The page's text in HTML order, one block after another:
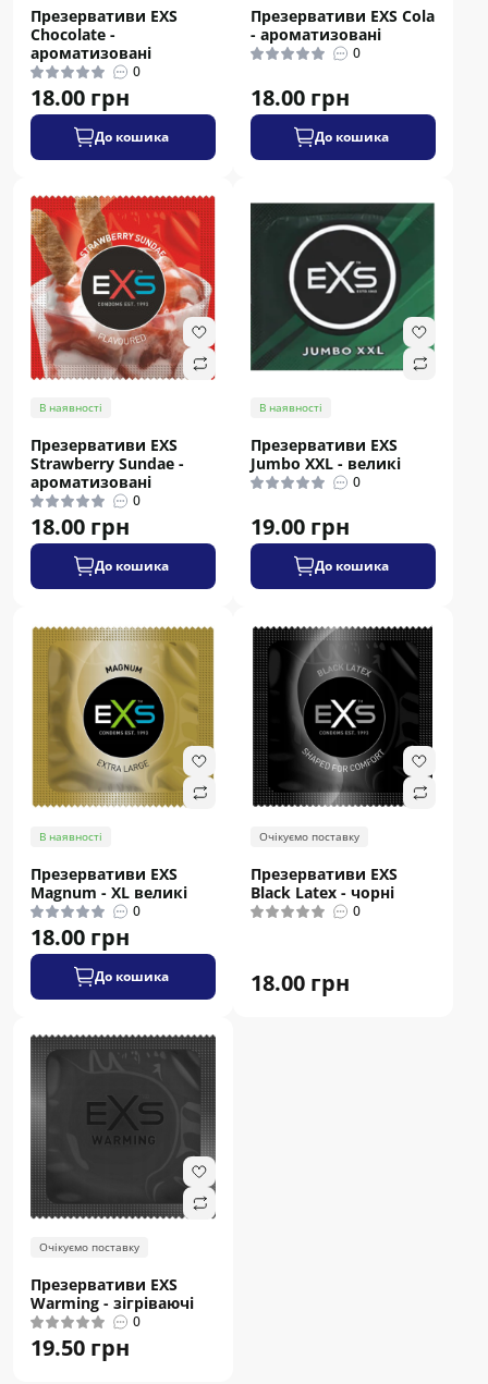
Презервативи EXS
Chocolate -
ароматизовані
0
18.00 грн
До кошика
Презервативи EXS Cola
- ароматизовані
0
18.00 грн
До кошика
В наявності
Презервативи EXS
Strawberry Sundae -
ароматизовані
0
18.00 грн
До кошика
В наявності
Презервативи EXS
Jumbo XXL - великі
0
19.00 грн
До кошика
В наявності
Презервативи EXS
Magnum - XL великі
0
18.00 грн
До кошика
Очікуємо поставку
Презервативи EXS
Black Latex - чорні
0
18.00 грн
Очікуємо поставку
Презервативи EXS
Warming - зігріваючі
0
19.50 грн